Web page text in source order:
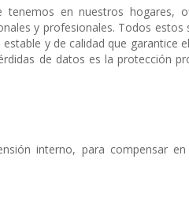
en nuestros hogares,
y profesionales. Todos estos
y de calidad que garantice
de datos es la protección
interno, para compensar